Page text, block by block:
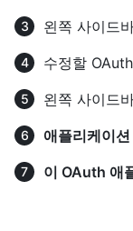
왼쪽 사이드
수정할
왼쪽 사이드
애플리케이션
이 OAuth 애